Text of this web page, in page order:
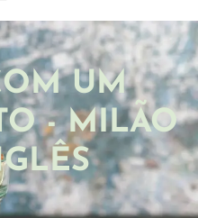
UM
- MILÃO